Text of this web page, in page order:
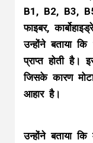
B1, B2, B3,
फाइबर,
उन्होंने बताया
प्राप्त होती है।
जिसके कारण
आहार है।
उन्होंने बताया